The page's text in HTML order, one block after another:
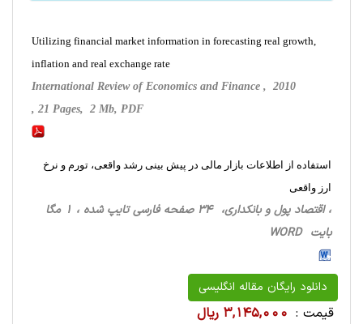
Utilizing financial market information in forecasting real growth,
inflation and real exchange rate
International Review of Economics and Finance , 2010
, 21 Pages, 2 Mb, PDF
استفاده از اطلاعات بازار مالی در پیش بینی رشد واقعی، تورم و نرخ
ارز واقعی
، اقتصاد پول و بانکداری، 34 صفحه فارسی تایپ شده ، 1 مگا
بایت WORD
دانلود رایگان مقاله انگلیسی
قیمت : 3,145,000 ریال